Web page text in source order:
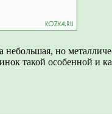
но
такой особенной и